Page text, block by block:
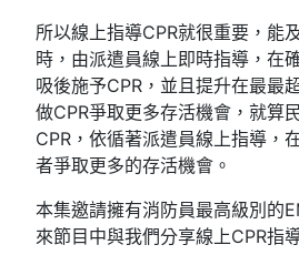
所以線上指導CPR就很重要，能
時，由派遣員線上即時指導，在
吸後施予CPR，並且提升在最最
做CPR爭取更多存活機會，就算
CPR，依循著派遣員線上指導，
者爭取更多的存活機會。
本集邀請擁有消防員最高級別的
來節目中與我們分享線上CPR指